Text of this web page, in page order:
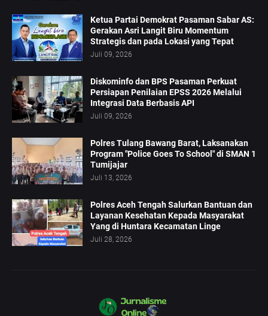
Ketua Partai Demokrat Pasaman Sabar AS:
Gerakan Asri Langit Biru Momentum
Strategis dan pada Lokasi yang Tepat
Juli 09, 2026
Diskominfo dan BPS Pasaman Perkuat
Persiapan Penilaian EPSS 2026 Melalui
Integrasi Data Berbasis API
Juli 09, 2026
Polres Tulang Bawang Barat, Laksanakan
Program "Police Goes To School" di SMAN 1
Tumijajar
Juli 13, 2026
Polres Aceh Tengah Salurkan Bantuan dan
Layanan Kesehatan Kepada Masyarakat
Yang di Huntara Kecamatan Linge
Juli 28, 2026